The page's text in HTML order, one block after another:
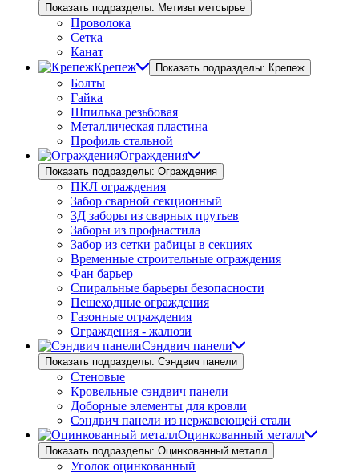
Показать подразделы: Метизы метсырье
Проволока
Сетка
Канат
Крепеж
Показать подразделы: Крепеж
Болты
Гайка
Шпилька резьбовая
Металлическая пластина
Профиль стальной
Ограждения
Показать подразделы: Ограждения
ПКЛ ограждения
Забор сварной секционный
3Д заборы из сварных прутьев
Заборы из профнастила
Забор из сетки рабицы в секциях
Временные строительные ограждения
Фан барьер
Спиральные барьеры безопасности
Пешеходные ограждения
Газонные ограждения
Ограждения - жалюзи
Сэндвич панели
Показать подразделы: Сэндвич панели
Стеновые
Кровельные сэндвич панели
Доборные элементы для кровли
Сэндвич панели из нержавеющей стали
Оцинкованный металл
Показать подразделы: Оцинкованный металл
Уголок оцинкованный